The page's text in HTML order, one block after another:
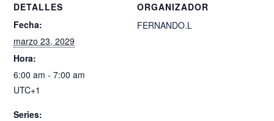
DETALLES
Fecha:
marzo 23, 2029
Hora:
6:00 am - 7:00 am
UTC+1
Series:
ORGANIZADOR
FERNANDO.L